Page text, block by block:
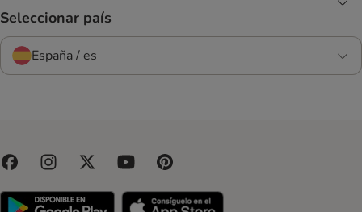
Seleccionar país
España / es